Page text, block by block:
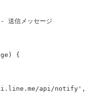
信メッセージ
) {
api/notify ' ,